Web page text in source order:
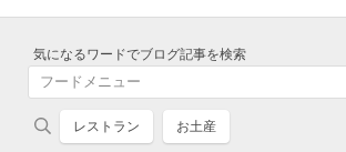
気になるワードでブログ記事を検索
レストラン お土産